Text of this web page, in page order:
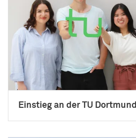
Einstieg an der TU Dortmund